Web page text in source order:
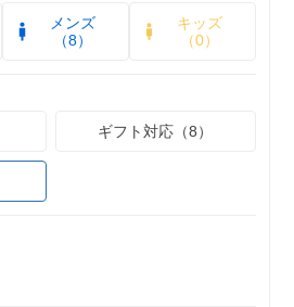
メンズ
（8）
キッズ
（0）
ギフト対応（8）